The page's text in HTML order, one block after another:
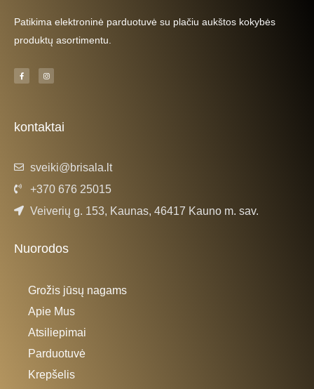
Patikima elektroninė parduotuvė su plačiu aukštos kokybės
produktų asortimentu.
F
a
c
-
f
I
n
s
m
kontaktai
sveiki@brisala.lt
+370 676 25015
Veiverių g. 153, Kaunas, 46417 Kauno m. sav.
Nuorodos
Grožis jūsų nagams
Apie Mus
Atsiliepimai
Parduotuvė
Krepšelis